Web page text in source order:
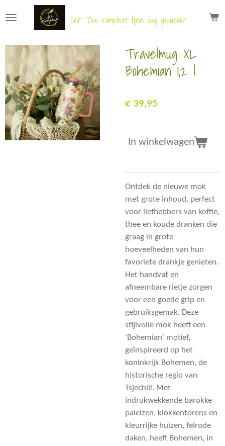
direct
de
hoofdinhoud
Een Tee Kompleet fijne dag gewenst !
Travelmug XL
Bohemian 1,2 l
€ 39,95
In winkelwagen
Ontdek de nieuwe mok
met grote inhoud, perfect
voor liefhebbers van koffie,
thee en koude dranken die
graag in grote
hoeveelheden van hun
favoriete drankje genieten.
Het handvat en
afneembare rietje zorgen
voor een goede grip en
gebruiksgemak. Deze
stijlvolle mok heeft een
'Bohemian' motief,
geïnspireerd op het
koninkrijk Bohemen, de
historische regio van
Tsjechië. Met
indrukwekkende barokke
paleizen, klokkentorens en
kleurrijke huizen, felrode
daken, heeft Bohemen, in